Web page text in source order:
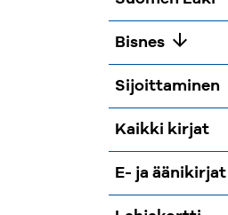
Bisnes arrow_downward
Sijoittaminen
Kaikki kirjat
E- ja äänikirjat